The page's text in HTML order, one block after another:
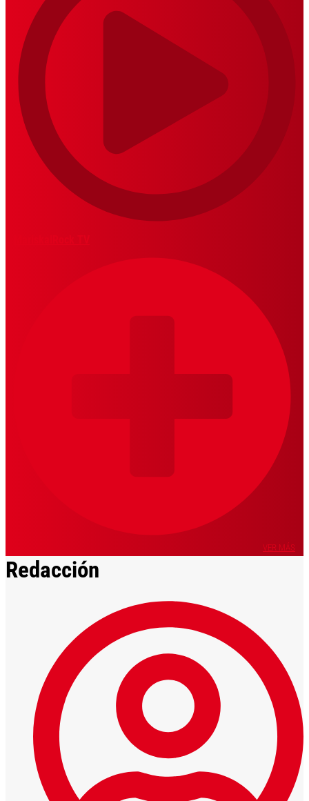
VER MÁS
Redacción